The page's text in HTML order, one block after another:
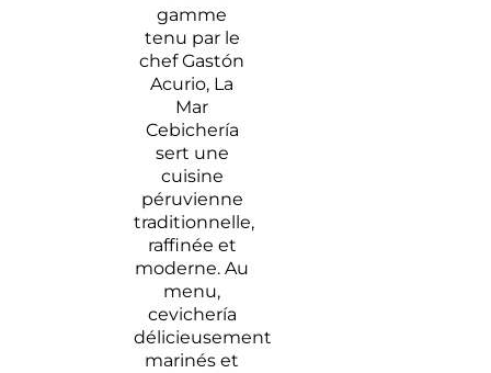
gamme
tenu par le
chef Gastón
Acurio, La
Mar
Cebichería
sert une
cuisine
péruvienne
traditionnelle,
raffinée et
moderne. Au
menu,
cevichería
délicieusement
marinés et